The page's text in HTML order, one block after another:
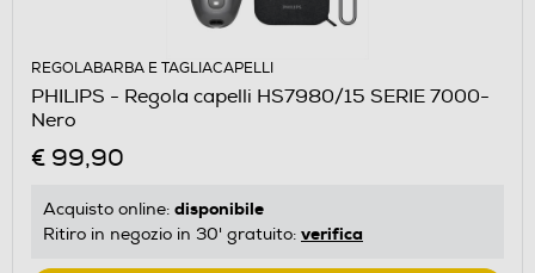
REGOLABARBA E TAGLIACAPELLI
PHILIPS - Regola capelli HS7980/15 SERIE 7000-
Nero
€ 99,90
Acquisto online: disponibile
Ritiro in negozio in 30' gratuito: verifica